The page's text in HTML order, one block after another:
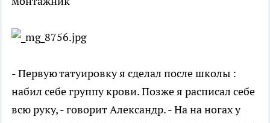
- Первую татуировку я сделал после школы :
набил себе группу крови. Позже я расписал себе
всю руку, - говорит Александр. - На на ногах у